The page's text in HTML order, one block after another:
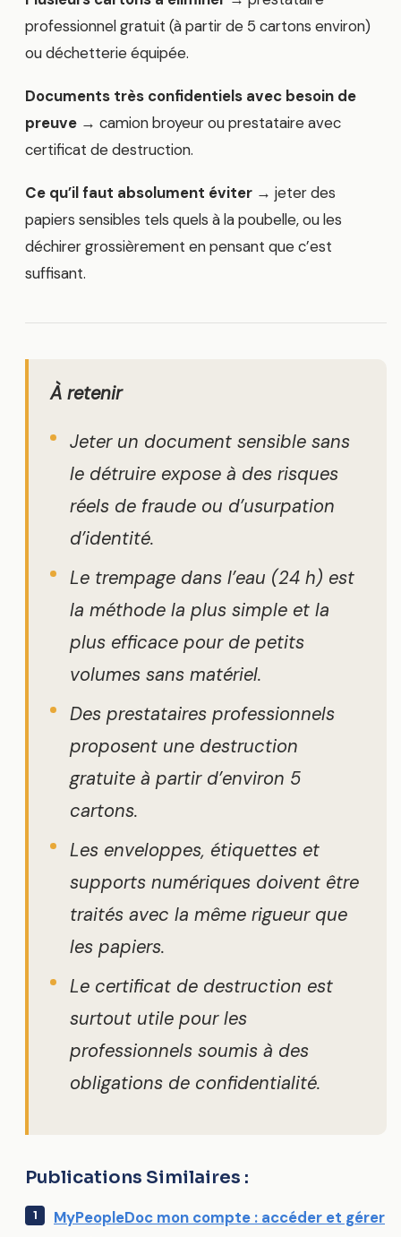
professionnel gratuit (à partir de 5 cartons environ)
ou déchetterie équipée.
Documents très confidentiels avec besoin de
preuve → camion broyeur ou prestataire avec
certificat de destruction.
Ce qu’il faut absolument éviter → jeter des
papiers sensibles tels quels à la poubelle, ou les
déchirer grossièrement en pensant que c’est
suffisant.
À retenir
Jeter un document sensible sans
le détruire expose à des risques
réels de fraude ou d’usurpation
d’identité.
Le trempage dans l’eau (24 h) est
la méthode la plus simple et la
plus efficace pour de petits
volumes sans matériel.
Des prestataires professionnels
proposent une destruction
gratuite à partir d’environ 5
cartons.
Les enveloppes, étiquettes et
supports numériques doivent être
traités avec la même rigueur que
les papiers.
Le certificat de destruction est
surtout utile pour les
professionnels soumis à des
obligations de confidentialité.
Publications Similaires :
MyPeopleDoc mon compte : accéder et gérer